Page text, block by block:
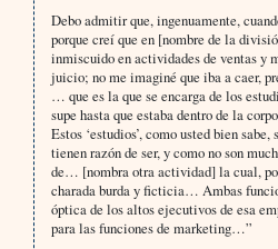
Debo admitir que, ingenuamente,
porque creí que en [nombre de la
inmiscuido en actividades de ventas y
juicio; no me imaginé que iba a caer,
… que es la que se encarga de los
supe hasta que estaba dentro de la
Estos ‘estudios’, como usted bien
tienen razón de ser, y como no son
de… [nombra otra actividad] la cual,
charada burda y ficticia… Ambas
óptica de los altos ejecutivos de esa
para las funciones de marketing…”